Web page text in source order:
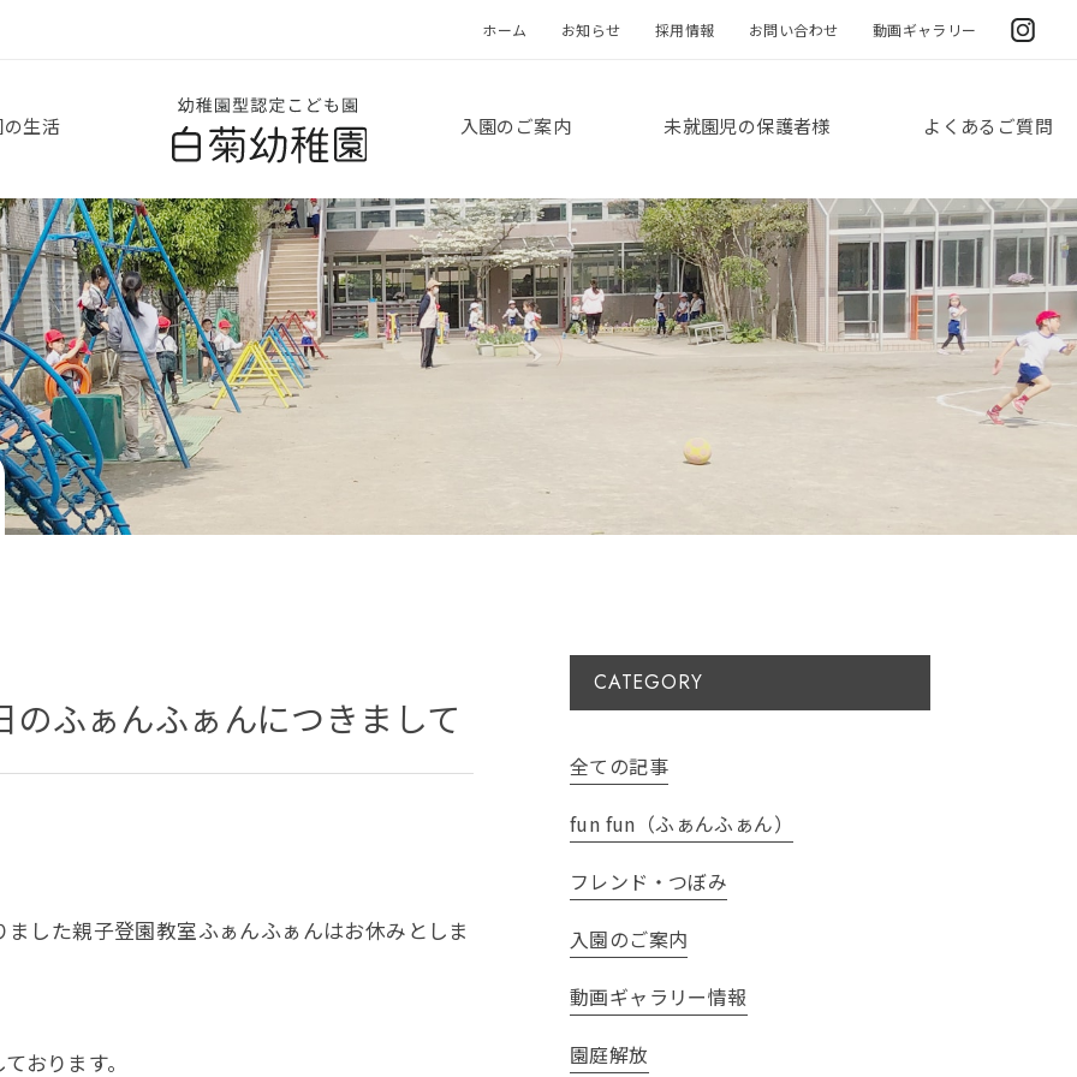
ホーム お知らせ 採用情報 お問い合わせ 動画ギャラリー
生活 入園のご案内 未就園児の保護者様 よくあるご質問
ふぁんふぁんにつきまして
した親子登園教室ふぁんふぁんはお休みとしま
おります。
CATEGORY
全ての記事
fun fun（ふぁんふぁん）
フレンド・つぼみ
入園のご案内
動画ギャラリー情報
園庭解放